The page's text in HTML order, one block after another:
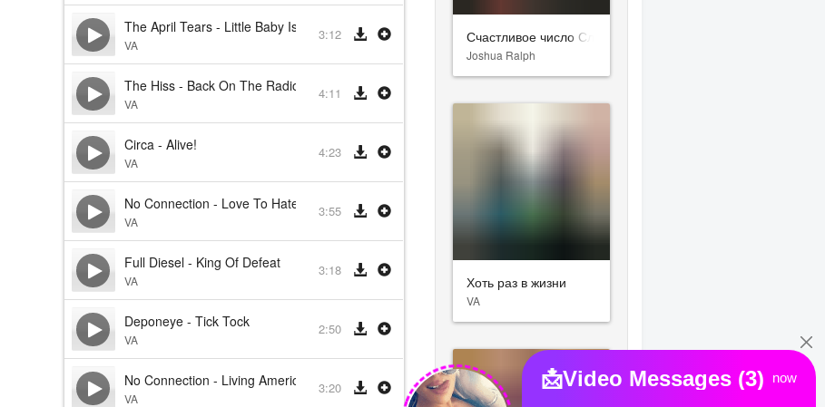
The April Tears - Little Baby Is Coming
VA
3:12
The Hiss - Back On The Radio
VA
4:11
Circa - Alive!
VA
4:23
No Connection - Love To Hate To Love
VA
3:55
Full Diesel - King Of Defeat
VA
3:18
Deponeye - Tick Tock
VA
2:50
No Connection - Living American
VA
3:20
Счастливое число Слевина
Joshua Ralph
Хоть раз в жизни
VA